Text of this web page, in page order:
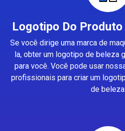
Logotipo Do
Se você dirige uma marca de
la, obter um logotipo de beleza
para você. Você pode usar
profissionais para criar um
de beleza.